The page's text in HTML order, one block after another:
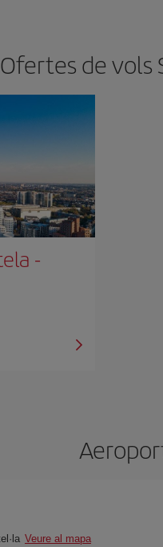
Ofertes de vols
-
Veure al mapa